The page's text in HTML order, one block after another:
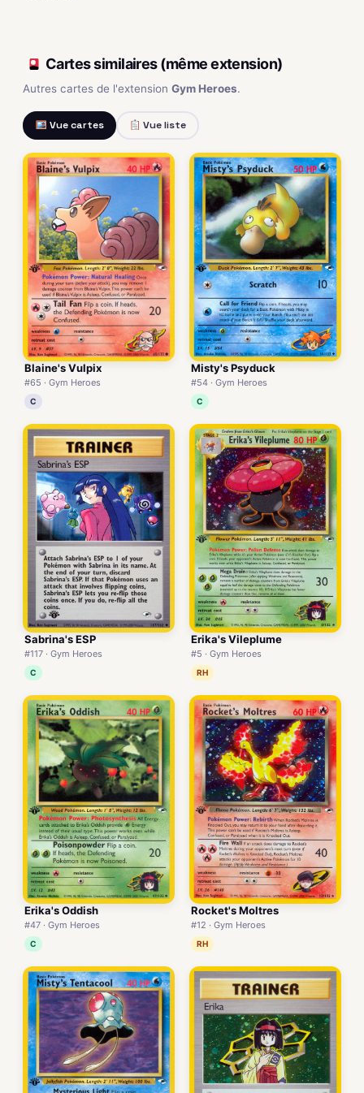
Cartes similaires (même extension)
Autres cartes de l'extension Gym Heroes.
Vue cartes Vue liste
Blaine's Vulpix
#65 · Gym Heroes
C
Misty's Psyduck
#54 · Gym Heroes
C
Sabrina's ESP
#117 · Gym Heroes
C
Erika's Vileplume
#5 · Gym Heroes
RH
Erika's Oddish
#47 · Gym Heroes
C
Rocket's Moltres
#12 · Gym Heroes
RH